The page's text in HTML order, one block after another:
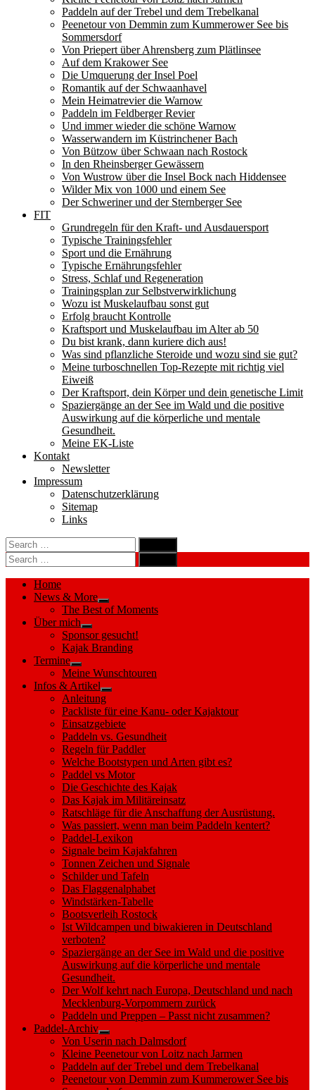
Paddeln auf der Trebel und dem Trebelkanal
Peenetour von Demmin zum Kummerower See bis
Sommersdorf
Von Priepert über Ahrensberg zum Plätlinsee
Auf dem Krakower See
Die Umquerung der Insel Poel
Romantik auf der Schwaanhavel
Mein Heimatrevier die Warnow
Paddeln im Feldberger Revier
Und immer wieder die schöne Warnow
Wasserwandern im Küstrinchener Bach
Von Bützow über Schwaan nach Rostock
In den Rheinsberger Gewässern
Von Wustrow über die Insel Bock nach Hiddensee
Wilder Mix von 1000 und einem See
Der Schweriner und der Sternberger See
FIT
Grundregeln für den Kraft- und Ausdauersport
Typische Trainingsfehler
Sport und die Ernährung
Typische Ernährungsfehler
Stress, Schlaf und Regeneration
Trainingsplan zur Selbstverwirklichung
Wozu ist Muskelaufbau sonst gut
Erfolg braucht Kontrolle
Kraftsport und Muskelaufbau im Alter ab 50
Du bist krank, dann kuriere dich aus!
Was sind pflanzliche Steroide und wozu sind sie gut?
Meine turboschnellen Top-Rezepte mit richtig viel
Eiweiß
Der Kraftsport, dein Körper und dein genetische Limit
Spaziergänge an der See im Wald und die positive
Auswirkung auf die körperliche und mentale
Gesundheit.
Meine EK-Liste
Kontakt
Newsletter
Impressum
Datenschutzerklärung
Sitemap
Links
Search
for:
Search
Search
for:
Search
Home
News & More
Show
sub
The Best of Moments
Über mich
Show
sub
menu
Sponsor gesucht!
Kajak Branding
Termine
Show
sub
menu
Meine Wunschtouren
Infos & Artikel
Show
sub
menu
Anleitung
Packliste für eine Kanu- oder Kajaktour
Einsatzgebiete
Paddeln vs. Gesundheit
Regeln für Paddler
Welche Bootstypen und Arten gibt es?
Paddel vs Motor
Die Geschichte des Kajak
Das Kajak im Militäreinsatz
Ratschläge für die Anschaffung der Ausrüstung.
Was passiert, wenn man beim Paddeln kentert?
Paddel-Lexikon
Signale beim Kajakfahren
Tonnen Zeichen und Signale
Schilder und Tafeln
Das Flaggenalphabet
Windstärken-Tabelle
Bootsverleih Rostock
Ist Wildcampen und biwakieren in Deutschland
verboten?
Spaziergänge an der See im Wald und die positive
Auswirkung auf die körperliche und mentale
Gesundheit.
Der Wolf kehrt nach Europa, Deutschland und nach
Mecklenburg-Vorpommern zurück
Paddeln und Preppen – Passt nicht zusammen?
Paddel-Archiv
Show
sub
menu
Von Userin nach Dalmsdorf
Kleine Peenetour von Loitz nach Jarmen
Paddeln auf der Trebel und dem Trebelkanal
Peenetour von Demmin zum Kummerower See bis